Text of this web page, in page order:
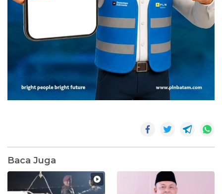
Baca Juga